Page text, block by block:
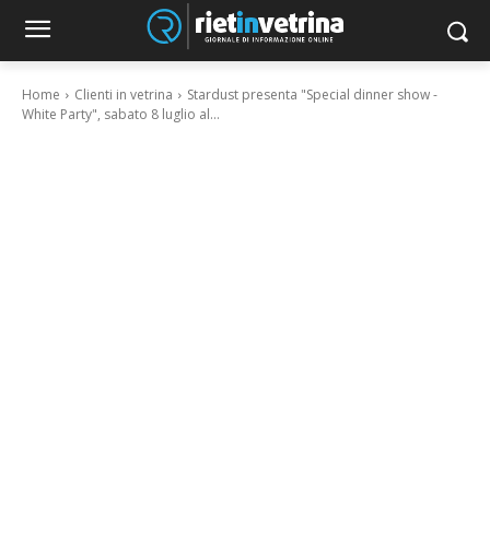
Home Clienti in vetrina
Stardust presenta "Special dinner show -
White Party", sabato 8 luglio al...